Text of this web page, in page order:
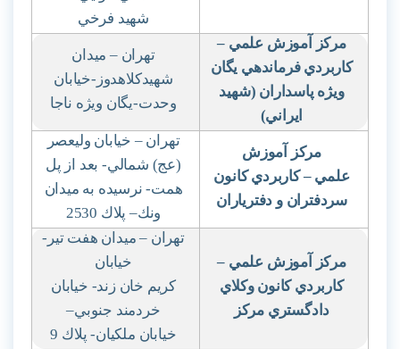
شهيد فرخي
مركز آموزش علمي –
كاربردي فرماندهي يگان
ويژه پاسداران (شهيد
ايراني)
تهران – ميدان
شهيدكلاهدوز-خيابان
وحدت-يگان ويژه ناجا
مركز آموزش
علمي–كاربردي كانون
سردفتران و دفترياران
تهران– خيابان وليعصر
(عج) شمالي- بعد از پل
همت- نرسيده به ميدان
ونك– پلاك 2530
مركز آموزش علمي –
كاربردي كانون وكلاي
دادگستري مركز
تهران – ميدان هفت تير-
خيابان
كريم خان زند- خيابان
خردمند جنوبي–
خيابان ملكيان- پلاك 9